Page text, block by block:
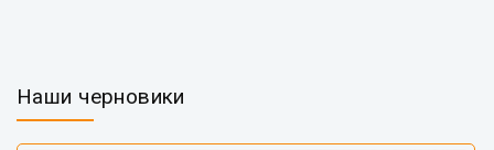
Наши черновики